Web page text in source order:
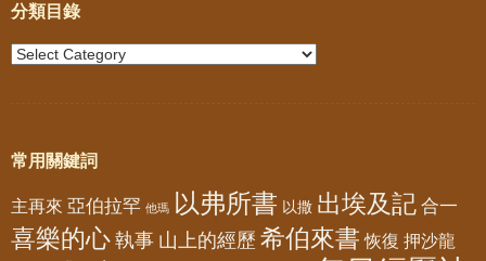
分類目錄
常用關鍵詞
主再來 亞伯拉罕 他瑪 以弗所書 以撒 出埃及記 合一
喜樂的心 執事 山上的經歷 希伯來書 恢復 押沙龍